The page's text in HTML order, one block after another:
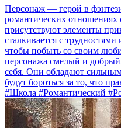
Персонаж — герой в
романтических
присутствуют элементы
сталкивается с
чтобы побыть со своим
персонажа смелый и
себя. Они обладают
будут бороться за то, что
#Школа #Романтический